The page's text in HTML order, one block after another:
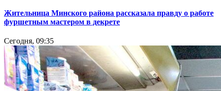
Жительница Минского района рассказала правду о работе
фуршетным мастером в декрете
Сегодня, 09:35